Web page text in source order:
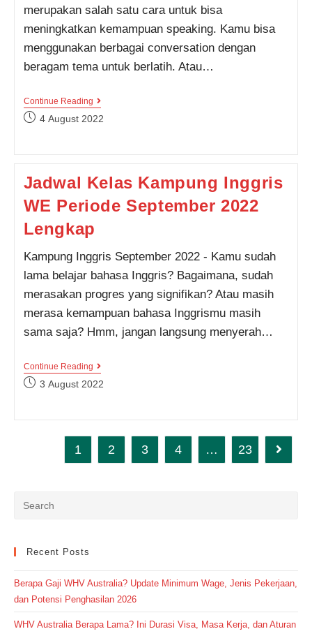
merupakan salah satu cara untuk bisa
meningkatkan kemampuan speaking. Kamu bisa
menggunakan berbagai conversation dengan
beragam tema untuk berlatih. Atau…
Continue ReadingKumpulan
Daily
Terjemahan,
Ada
Videonya
Juga!
Post4 August 2022
Jadwal Kelas Kampung Inggris
WE Periode September 2022
Lengkap
Kampung Inggris September 2022 - Kamu sudah
lama belajar bahasa Inggris? Bagaimana, sudah
merasakan progres yang signifikan? Atau masih
merasa kemampuan bahasa Inggrismu masih
sama saja? Hmm, jangan langsung menyerah…
Continue ReadingJadwal
Kampung
September
2022
Lengkap
Post3 August 2022
1 2 3 4 … 23 Go to
Recent Posts
Berapa Gaji WHV Australia? Update Minimum Wage, Jenis Pekerjaan,
dan Potensi Penghasilan 2026
WHV Australia Berapa Lama? Ini Durasi Visa, Masa Kerja, dan Aturan